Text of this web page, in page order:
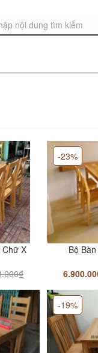
Chữ X
Bộ
-23%
-19%